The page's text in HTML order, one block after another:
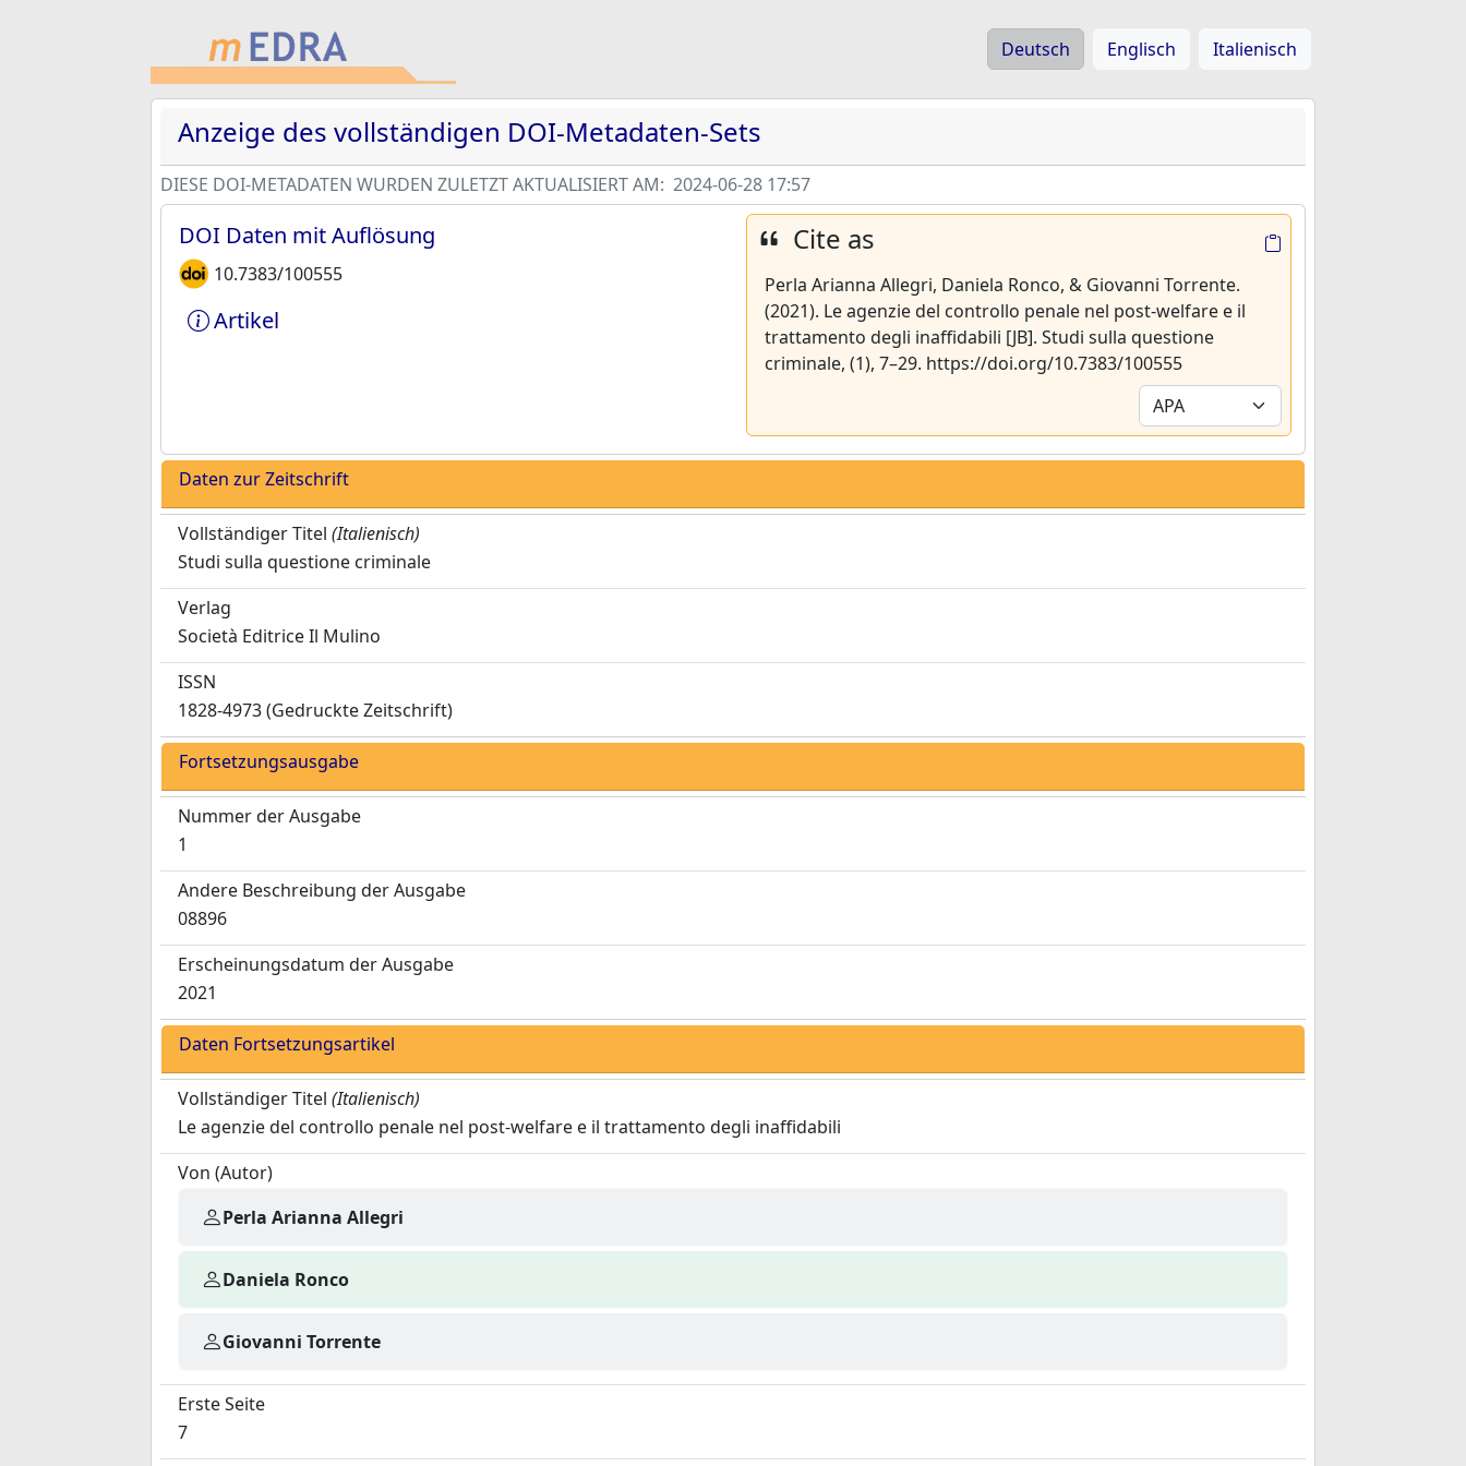
Deutsch Englisch Italienisch
Anzeige des vollständigen DOI-Metadaten-Sets
DIESE DOI-METADATEN WURDEN ZULETZT AKTUALISIERT AM: 2024-06-28 17:57
DOI Daten mit Auflösung
10.7383/100555
Artikel
Cite as
Perla Arianna Allegri, Daniela Ronco, & Giovanni Torrente.
(2021). Le agenzie del controllo penale nel post-welfare e il
trattamento degli inaffidabili [JB]. Studi sulla questione
criminale, (1), 7–29. https://doi.org/10.7383/100555
Daten zur Zeitschrift
Vollständiger Titel (Italienisch)
Studi sulla questione criminale
Verlag
Società Editrice Il Mulino
ISSN
1828-4973 (Gedruckte Zeitschrift)
Fortsetzungsausgabe
Nummer der Ausgabe
1
Andere Beschreibung der Ausgabe
08896
Erscheinungsdatum der Ausgabe
2021
Daten Fortsetzungsartikel
Vollständiger Titel (Italienisch)
Le agenzie del controllo penale nel post-welfare e il trattamento degli inaffidabili
Von (Autor)
Perla Arianna Allegri
Daniela Ronco
Giovanni Torrente
Erste Seite
7